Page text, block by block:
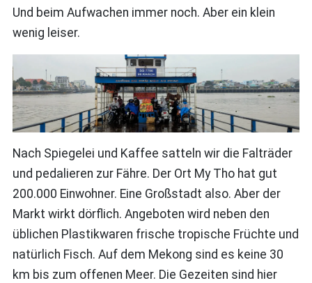
Und beim Aufwachen immer noch. Aber ein klein
wenig leiser.
Nach Spiegelei und Kaffee satteln wir die Falträder
und pedalieren zur Fähre. Der Ort My Tho hat gut
200.000 Einwohner. Eine Großstadt also. Aber der
Markt wirkt dörflich. Angeboten wird neben den
üblichen Plastikwaren frische tropische Früchte und
natürlich Fisch. Auf dem Mekong sind es keine 30
km bis zum offenen Meer. Die Gezeiten sind hier